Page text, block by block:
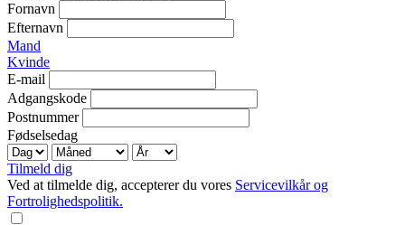
Fornavn
Efternavn
Mand
Kvinde
E-mail
Adgangskode
Postnummer
Fødselsedag
Tilmeld dig
Ved at tilmelde dig, accepterer du vores Servicevilkår og
Fortrolighedspolitik.